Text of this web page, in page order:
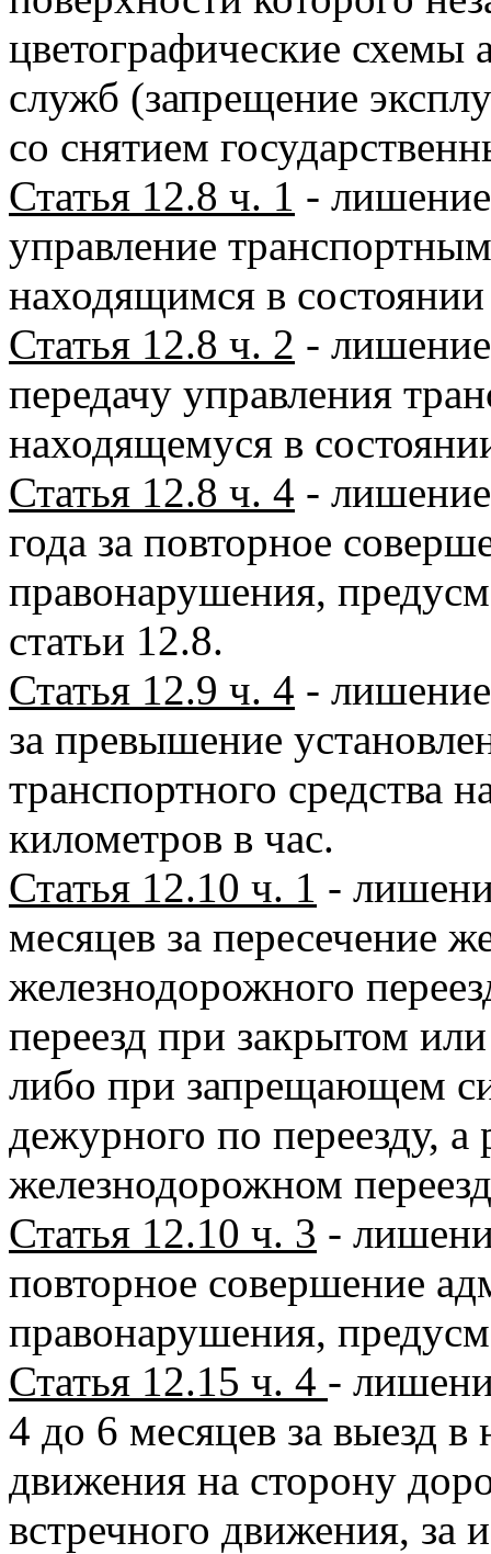
цветографические схемы
служб (запрещение
со снятием
Статья 12.8 ч. 1 -
управление
находящимся в
Статья 12.8 ч. 2 -
передачу управления
находящемуся в
Статья 12.8 ч. 4 -
года за повторное
правонарушения,
статьи 12.8.
Статья 12.9 ч. 4 -
за превышение
транспортного средства
километров в час.
Статья 12.10 ч. 1 -
месяцев за пересечение
железнодорожного
переезд при закрытом
либо при запрещающем
дежурного по переезду, а
железнодорожном
Статья 12.10 ч. 3 -
повторное совершение
правонарушения,
Статья 12.15 ч. 4 -
4 до 6 месяцев за выезд
движения на сторону
встречного движения, за